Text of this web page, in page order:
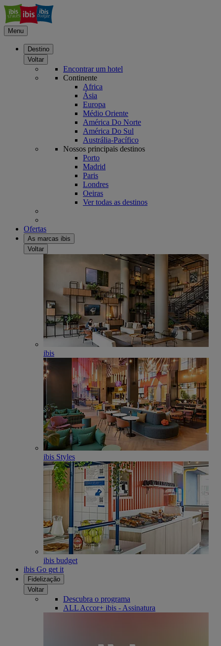
Menu
Destino
Voltar
Encontrar um hotel
Continente
Africa
Ásia
Europa
Médio Oriente
América Do Norte
América Do Sul
Austrália-Pacífico
Nossos principais destinos
Porto
Madrid
Paris
Londres
Oeiras
Ver todas as destinos
Ofertas
As marcas ibis
Voltar
ibis
ibis Styles
ibis budget
ibis Go get it
Fidelização
Voltar
Descubra o programa
ALL Accor+ ibis - Assinatura